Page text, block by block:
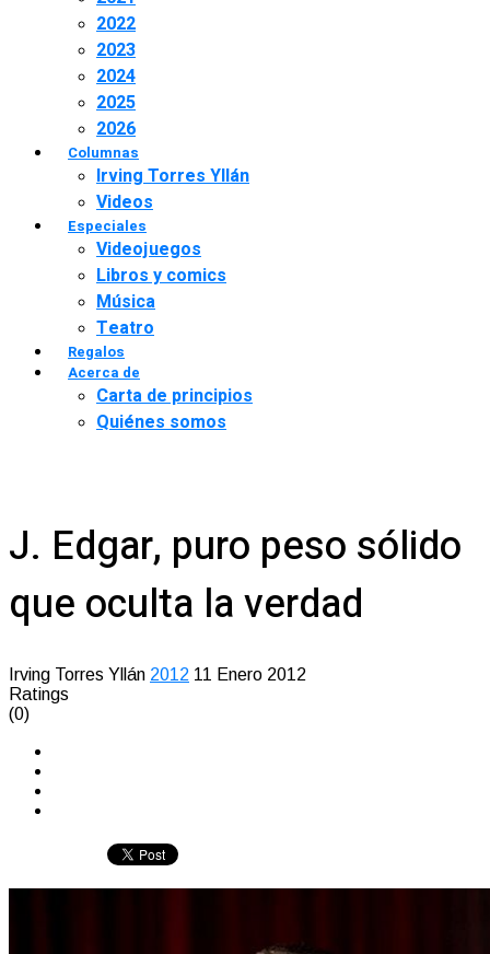
2022
2023
2024
2025
2026
Columnas
Irving Torres Yllán
Videos
Especiales
Videojuegos
Libros y comics
Música
Teatro
Regalos
Acerca de
Carta de principios
Quiénes somos
J. Edgar, puro peso sólido
que oculta la verdad
Irving Torres Yllán 2012 11 Enero 2012
Ratings
(0)